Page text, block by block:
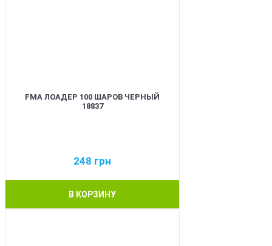
FMA ЛОАДЕР 100 ШАРОВ ЧЕРНЫЙ
18837
248 грн
В КОРЗИНУ